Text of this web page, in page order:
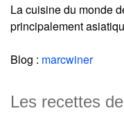
La cuisine du monde
principalement
Blog : marcwiner
Les recettes